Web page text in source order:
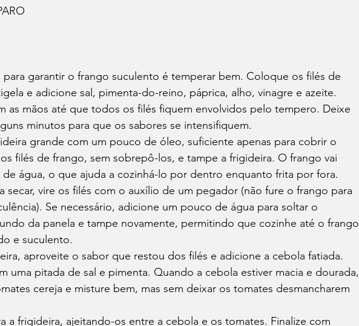
para garantir o frango suculento é temperar bem. Coloque os filés de
e adicione sal, pimenta-do-reino, páprica, alho, vinagre e azeite.
as mãos até que todos os filés fiquem envolvidos pelo tempero. Deixe
minutos para que os sabores se intensifiquem.
grande com um pouco de óleo, suficiente apenas para cobrir o
filés de frango, sem sobrepô-los, e tampe a frigideira. O frango vai
água, o que ajuda a cozinhá-lo por dentro enquanto frita por fora.
secar, vire os filés com o auxílio de um pegador (não fure o frango para
Se necessário, adicione um pouco de água para soltar o
da panela e tampe novamente, permitindo que cozinhe até o frango
e suculento.
aproveite o sabor que restou dos filés e adicione a cebola fatiada.
uma pitada de sal e pimenta. Quando a cebola estiver macia e dourada,
cereja e misture bem, mas sem deixar os tomates desmancharem
a frigideira, ajeitando-os entre a cebola e os tomates. Finalize com